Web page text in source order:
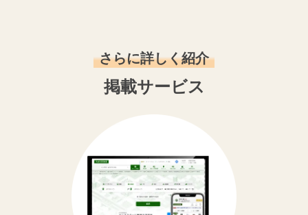
さらに詳しく紹介
掲載サービス